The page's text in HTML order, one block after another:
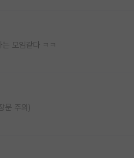
모임같다 ㅋㅋ
문 주의)